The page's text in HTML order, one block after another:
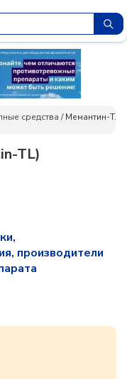
средства /Мемантин-ТЛ
TL)
производители